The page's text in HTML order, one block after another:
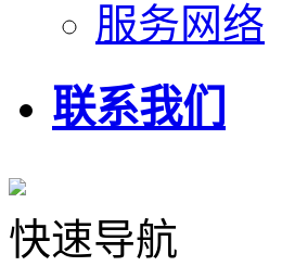
服务网络
联系我们
快速导航